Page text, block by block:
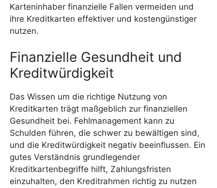
Karteninhaber finanzielle Fallen vermeiden und
ihre Kreditkarten effektiver und kostengünstiger
nutzen.
Finanzielle Gesundheit und
Kreditwürdigkeit
Das Wissen um die richtige Nutzung von
Kreditkarten trägt maßgeblich zur finanziellen
Gesundheit bei. Fehlmanagement kann zu
Schulden führen, die schwer zu bewältigen sind,
und die Kreditwürdigkeit negativ beeinflussen. Ein
gutes Verständnis grundlegender
Kreditkartenbegriffe hilft, Zahlungsfristen
einzuhalten, den Kreditrahmen richtig zu nutzen